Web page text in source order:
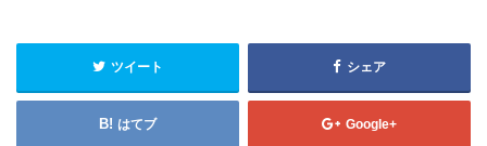
ツイート シェア
はてブ Google+